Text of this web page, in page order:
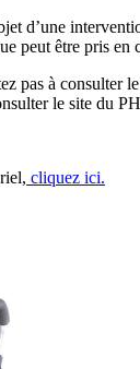
d’une
peut être pris
pas à consulter
le site du
cliquez ici.